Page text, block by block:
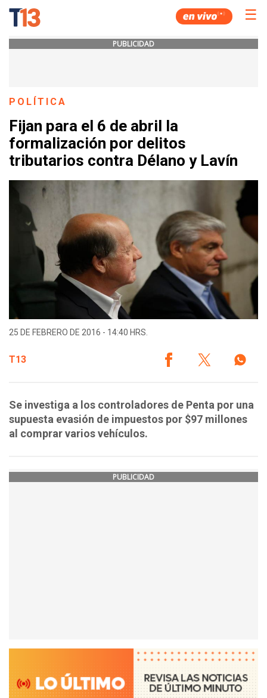
☰
PUBLICIDAD
POLÍTICA
Fijan para el 6 de abril la
formalización por delitos
tributarios contra Délano y Lavín
25 DE FEBRERO DE 2016 - 14:40 HRS.
T13
Se investiga a los controladores de Penta por una
supuesta evasión de impuestos por $97 millones
al comprar varios vehículos.
PUBLICIDAD